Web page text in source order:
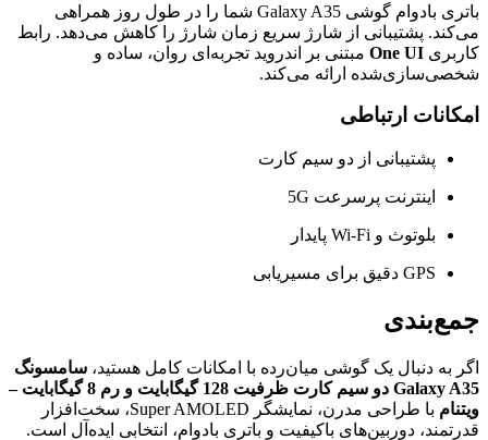
باتری بادوام گوشی Galaxy A35 شما را در طول روز همراهی
می‌کند. پشتیبانی از شارژ سریع زمان شارژ را کاهش می‌دهد. رابط
کاربری One UI مبتنی بر اندروید تجربه‌ای روان، ساده و
شخصی‌سازی‌شده ارائه می‌کند.
امکانات ارتباطی
پشتیبانی از دو سیم کارت
اینترنت پرسرعت 5G
بلوتوث و Wi-Fi پایدار
GPS دقیق برای مسیریابی
جمع‌بندی
اگر به دنبال یک گوشی میان‌رده با امکانات کامل هستید، سامسونگ
Galaxy A35 دو سیم کارت ظرفیت 128 گیگابایت و رم 8 گیگابایت –
ویتنام
با طراحی مدرن، نمایشگر Super AMOLED، سخت‌افزار
قدرتمند، دوربین‌های باکیفیت و باتری بادوام، انتخابی ایده‌آل است.